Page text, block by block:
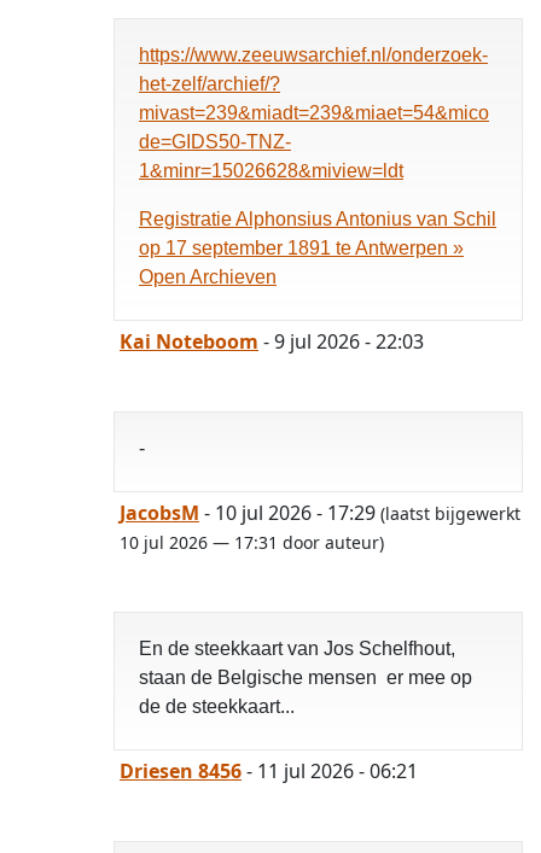
https://www.zeeuwsarchief.nl/onderzoek-
het-zelf/archief/?
mivast=239&miadt=239&miaet=54&mico
de=GIDS50-TNZ-
1&minr=15026628&miview=ldt
Registratie Alphonsius Antonius van Schil
op 17 september 1891 te Antwerpen »
Open Archieven
Kai Noteboom - 9 jul 2026 - 22:03
-
JacobsM - 10 jul 2026 - 17:29 (laatst bijgewerkt
10 jul 2026 — 17:31 door auteur)
En de steekkaart van Jos Schelfhout,
staan de Belgische mensen er mee op
de de steekkaart...
Driesen 8456- 11 jul 2026 - 06:21